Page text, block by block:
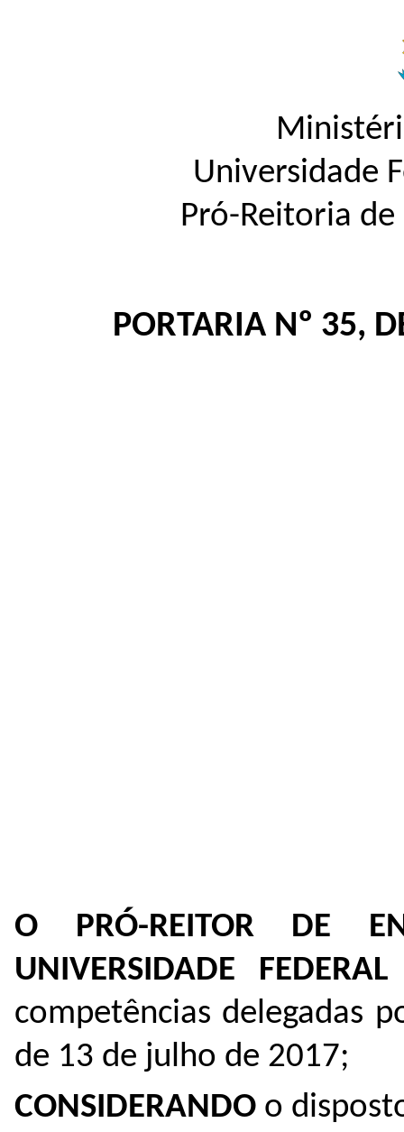
Universidade
Pró-Reitoria de
PORTARIA Nº 35,
O PRÓ-REITOR DE
UNIVERSIDADE
competências delegadas
de 13 de julho de 2017;
CONSIDERANDO o